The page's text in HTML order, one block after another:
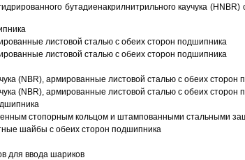
бутадиенакрилнитрильного каучука
листовой сталью с обеих сторон подшипника
листовой сталью с обеих сторон подшипника
(NBR), армированные листовой сталью с обеих сторон
(NBR), армированные листовой сталью с обеих сторон
стопорным кольцом и штампованными стальными
шайбы с обеих сторон подшипника
для ввода шариков